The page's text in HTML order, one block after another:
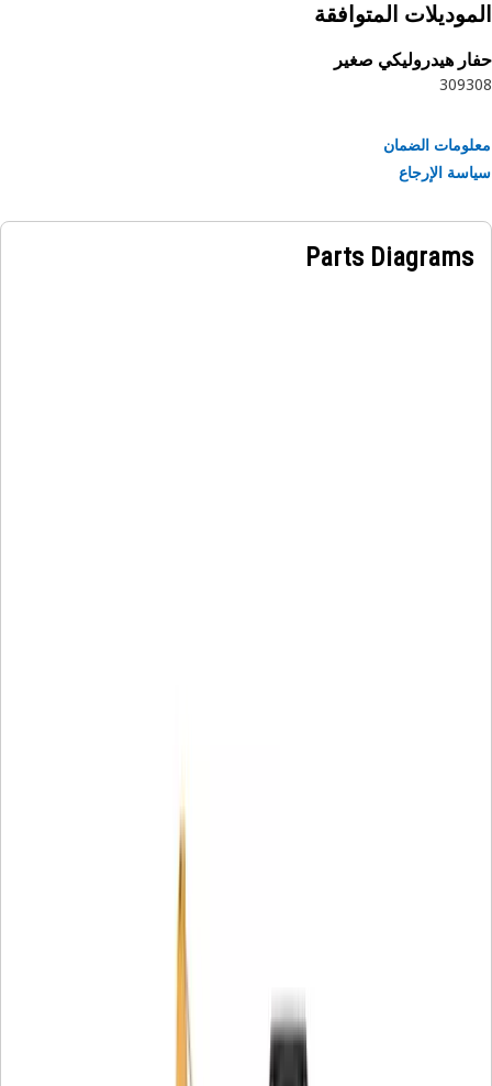
المتوافقة
هيدروليكي‬ صغير
309
الضمان
الإرجاع
Parts Diagrams